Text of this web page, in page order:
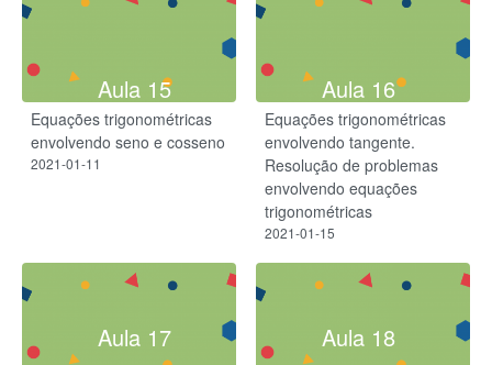
Aula 15
Equações trigonométricas
envolvendo seno e cosseno
2021-01-11
Aula 16
Equações trigonométricas
envolvendo tangente.
Resolução de problemas
envolvendo equações
trigonométricas
2021-01-15
Aula 17 Aula 18